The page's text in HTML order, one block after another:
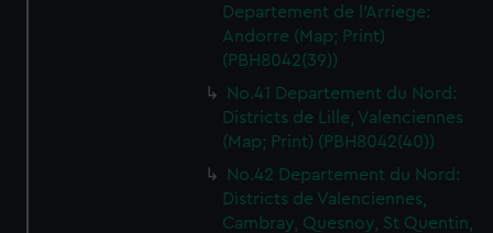
Departement de l'Arriege:
Andorre (Map; Print)
(PBH8042(39))
No.41 Departement du Nord:
Districts de Lille, Valenciennes
(Map; Print) (PBH8042(40))
No.42 Departement du Nord:
Districts de Valenciennes,
Cambray, Quesnoy, St Quentin,